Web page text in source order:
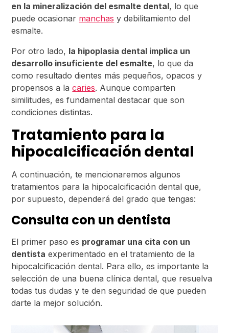
en la mineralización del esmalte dental, lo que
puede ocasionar manchas y debilitamiento del
esmalte.
Por otro lado, la hipoplasia dental implica un
desarrollo insuficiente del esmalte, lo que da
como resultado dientes más pequeños, opacos y
propensos a lacaries. Aunque comparten
similitudes, es fundamental destacar que son
condiciones distintas.
Tratamiento para la
hipocalcificación dental
A continuación, te mencionaremos algunos
tratamientos para la hipocalcificación dental que,
por supuesto, dependerá del grado que tengas:
Consulta con un dentista
El primer paso es programar una cita con un
dentista experimentado en el tratamiento de la
hipocalcificación dental. Para ello, es importante la
selección de una buena clínica dental, que resuelva
todas tus dudas y te den seguridad de que pueden
darte la mejor solución.